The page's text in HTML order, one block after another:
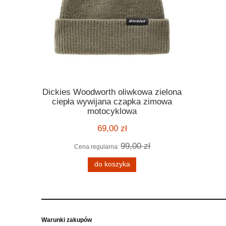
Dickies Woodworth oliwkowa zielona
ciepła wywijana czapka zimowa
motocyklowa
69,00 zł
Cena regularna:99,00 zł
do koszyka
Warunki zakupów